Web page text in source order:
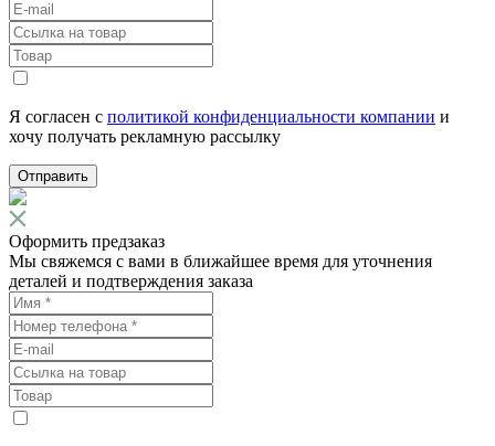
Я согласен с политикой конфиденциальности компании и
хочу получать рекламную рассылку
Отправить
Оформить предзаказ
Мы свяжемся с вами в ближайшее время для уточнения
деталей и подтверждения заказа